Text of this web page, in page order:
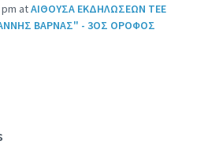
pm atΑΙΘΟΥΣΑ ΕΚΔΗΛΩΣΕΩΝ ΤΕΕ
ΒΑΡΝΑΣ" - 3ΟΣ ΟΡΟΦΟΣ